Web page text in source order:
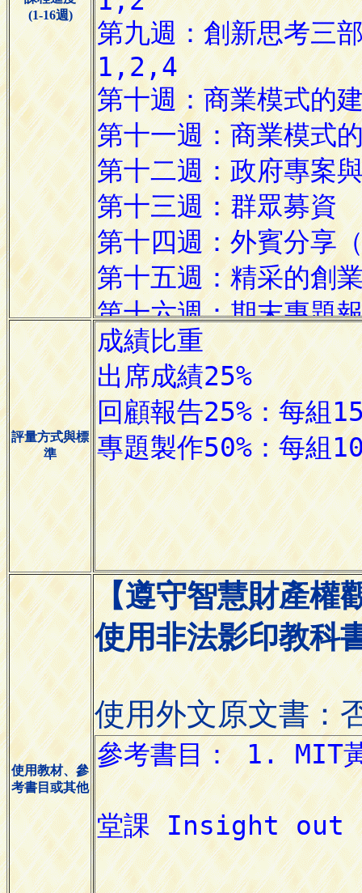
(1-16週)
評量方式與標
準
使用教材、參
考書目或其他
【遵守智慧財產權
使用非法影印教科
使用外文原文書：